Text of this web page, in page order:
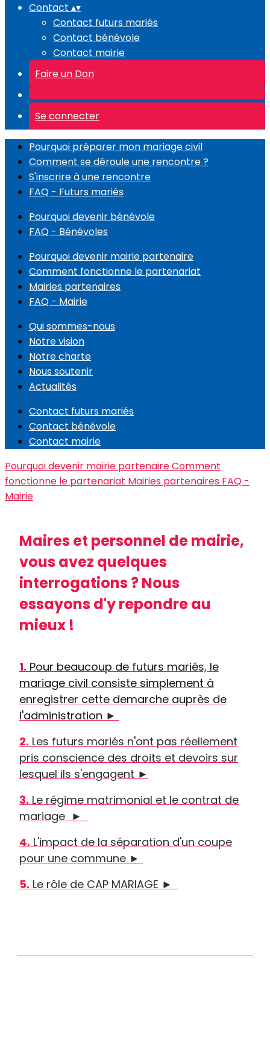
Contact ▴▾
Contact futurs mariés
Contact bénévole
Contact mairie
Faire un Don
Se connecter
Pourquoi préparer mon mariage civil
Comment se déroule une rencontre ?
S'inscrire à une rencontre
FAQ - Futurs mariés
Pourquoi devenir bénévole
FAQ - Bénévoles
Pourquoi devenir mairie partenaire
Comment fonctionne le partenariat
Mairies partenaires
FAQ - Mairie
Qui sommes-nous
Notre vision
Notre charte
Nous soutenir
Actualités
Contact futurs mariés
Contact bénévole
Contact mairie
Pourquoi devenir mairie partenaireComment
fonctionne le partenariat Mairies partenaires FAQ -
Mairie
Maires et personnel de mairie,
vous avez quelques
interrogations ? Nous
essayons d'y repondre au
mieux !
1. Pour beaucoup de futurs mariés, le
mariage civil consiste simplement à
enregistrer cette demarche auprès de
l'administration ►
2. Les futurs mariés n'ont pas réellement
pris conscience des droits et devoirs sur
lesquel ils s'engagent ►
3. Le régime matrimonial et le contrat de
mariage ►
4. L'impact de la séparation d'un coupe
pour une commune ►
5. Le rôle de CAP MARIAGE ►